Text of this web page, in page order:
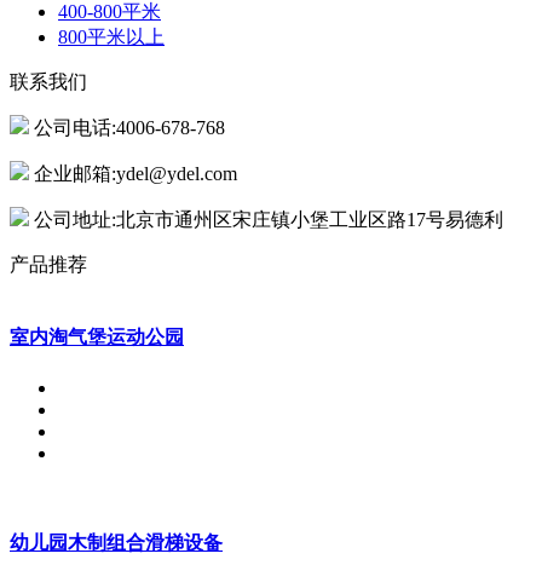
400-800平米
800平米以上
联系我们
公司电话:4006-678-768
企业邮箱:ydel@ydel.com
公司地址:北京市通州区宋庄镇小堡工业区路17号易德利
产品推荐
室内淘气堡运动公园
幼儿园木制组合滑梯设备